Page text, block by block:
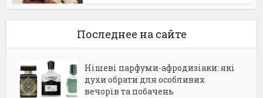
Последнее на сайте
Нішеві парфуми-афродизіаки: які
духи обрати для особливих
вечорів та побачень